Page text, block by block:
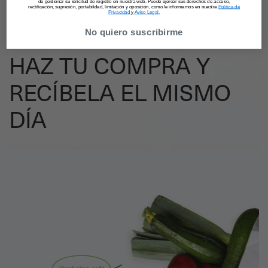
Sabor, calidad y frescura
HAZ TU COMPRA Y
RECÍBELA EL MISMO
DÍA
de gestionar su solicitud de registro en nuestra web. Puede ejercer sus derechos de acceso,
rectificación, supresión, portabilidad, limitación y oposición, como le informamos en nuestra Política de
Privacidady Aviso Legal.
No quiero suscribirme